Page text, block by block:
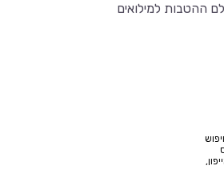
ההטבות למילואים